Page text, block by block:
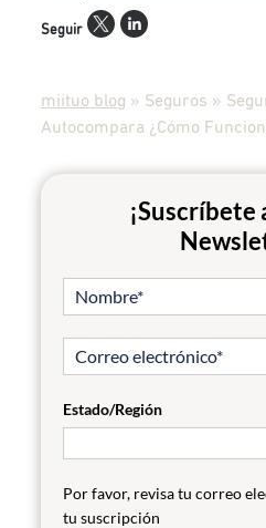
Seguir
miituo blog » Seguros »
Autocompara ¿Cómo
¡Suscríbete
Estado/Región
Por favor, revisa tu correo
tu suscripción